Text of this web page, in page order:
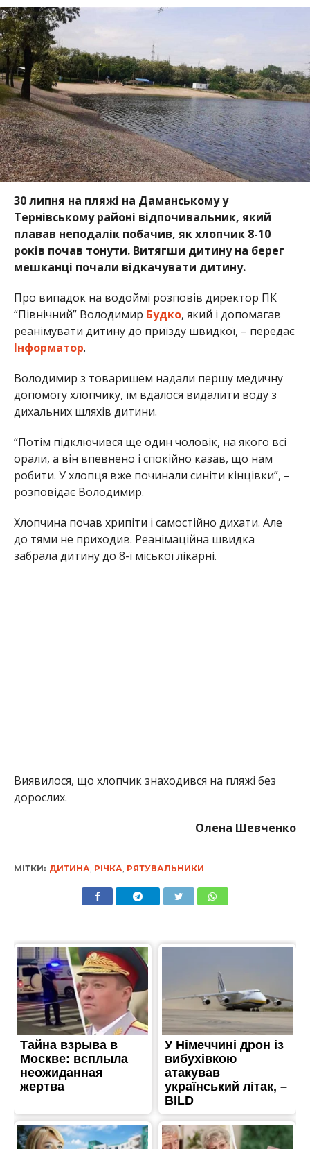
30 липня на пляжі на Даманському у
Тернівському районі відпочивальник, який
плавав неподалік побачив, як хлопчик 8-10
років почав тонути. Витягши дитину на берег
мешканці почали відкачувати дитину.
Про випадок на водоймі розповів директор ПК
“Північний” Володимир Будко, який і допомагав
реанімувати дитину до приїзду швидкої, – передає
Інформатор.
Володимир з товаришем надали першу медичну
допомогу хлопчику, їм вдалося видалити воду з
дихальних шляхів дитини.
“Потім підключився ще один чоловік, на якого всі
орали, а він впевнено і спокійно казав, що нам
робити. У хлопця вже починали синіти кінцівки”, –
розповідає Володимир.
Хлопчина почав хрипіти і самостійно дихати. Але
до тями не приходив. Реанімаційна швидка
забрала дитину до 8-ї міської лікарні.
Виявилося, що хлопчик знаходився на пляжі без
дорослих.
Олена Шевченко
МІТКИ: ДИТИНА, РІЧКА, РЯТУВАЛЬНИКИ